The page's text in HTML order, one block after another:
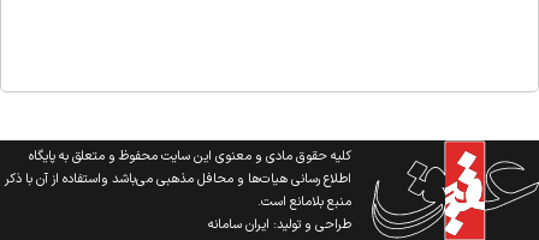
کلیه حقوق مادی و معنوی این سایت محفوظ و متعلق به پایگاه
اطلاع رسانی هیات‌ها و محافل مذهبی می‌باشد واستفاده از آن با ذکر
منبع بلامانع است.
طراحی و تولید:ایران سامانه